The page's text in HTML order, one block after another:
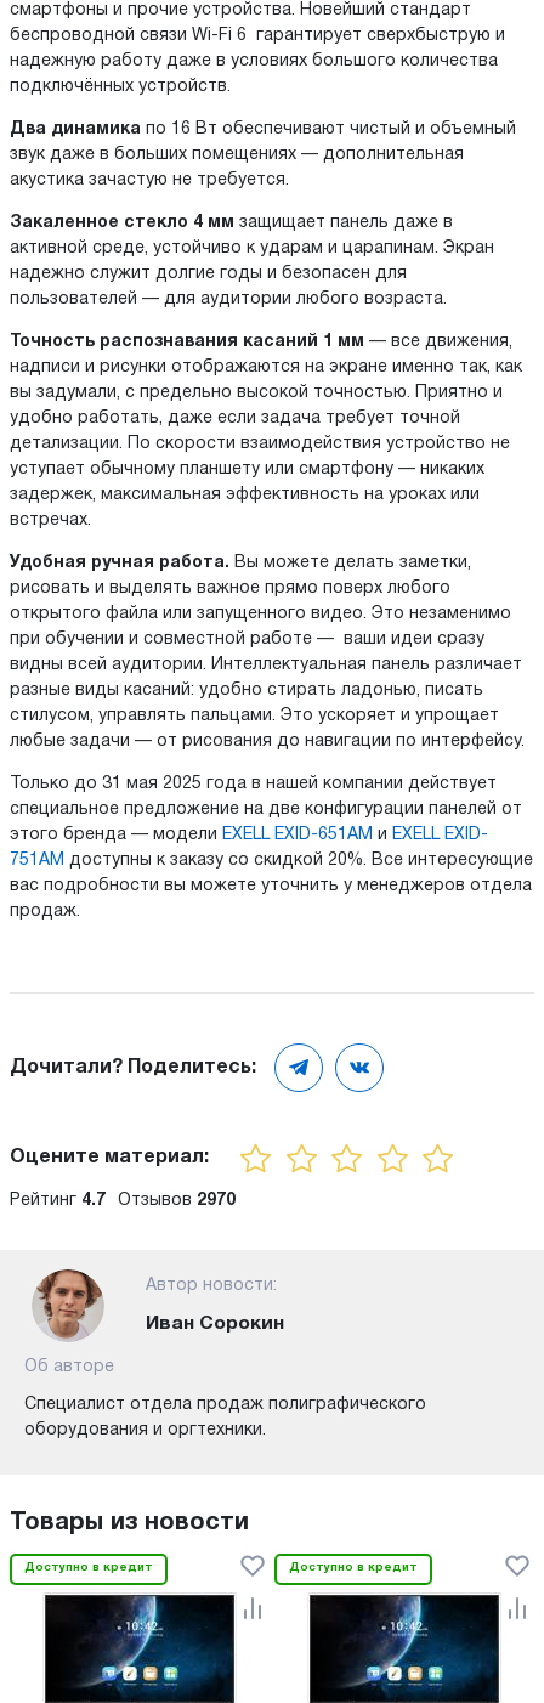
смартфоны и прочие устройства. Новейший стандарт
беспроводной связи Wi-Fi 6 гарантирует сверхбыструю и
надежную работу даже в условиях большого количества
подключённых устройств.
Два динамика по 16 Вт обеспечивают чистый и объемный
звук даже в больших помещениях — дополнительная
акустика зачастую не требуется.
Закаленное стекло 4 мм защищает панель даже в
активной среде, устойчиво к ударам и царапинам. Экран
надежно служит долгие годы и безопасен для
пользователей — для аудитории любого возраста.
Точность распознавания касаний 1 мм — все движения,
надписи и рисунки отображаются на экране именно так, как
вы задумали, с предельно высокой точностью. Приятно и
удобно работать, даже если задача требует точной
детализации. По скорости взаимодействия устройство не
уступает обычному планшету или смартфону — никаких
задержек, максимальная эффективность на уроках или
встречах.
Удобная ручная работа. Вы можете делать заметки,
рисовать и выделять важное прямо поверх любого
открытого файла или запущенного видео. Это незаменимо
при обучении и совместной работе — ваши идеи сразу
видны всей аудитории. Интеллектуальная панель различает
разные виды касаний: удобно стирать ладонью, писать
стилусом, управлять пальцами. Это ускоряет и упрощает
любые задачи — от рисования до навигации по интерфейсу.
Только до 31 мая 2025 года в нашей компании действует
специальное предложение на две конфигурации панелей от
этого бренда — модели EXELL EXID-651AМ и EXELL EXID-
751AМ доступны к заказу со скидкой 20%. Все интересующие
вас подробности вы можете уточнить у менеджеров отдела
продаж.
Дочитали? Поделитесь:
Оцените материал:
Рейтинг 4.7 Отзывов 2970
Автор новости:
Иван Сорокин
Об авторе
Специалист отдела продаж полиграфического
оборудования и оргтехники.
Товары из новости
Доступно в кредит Доступно в кредит